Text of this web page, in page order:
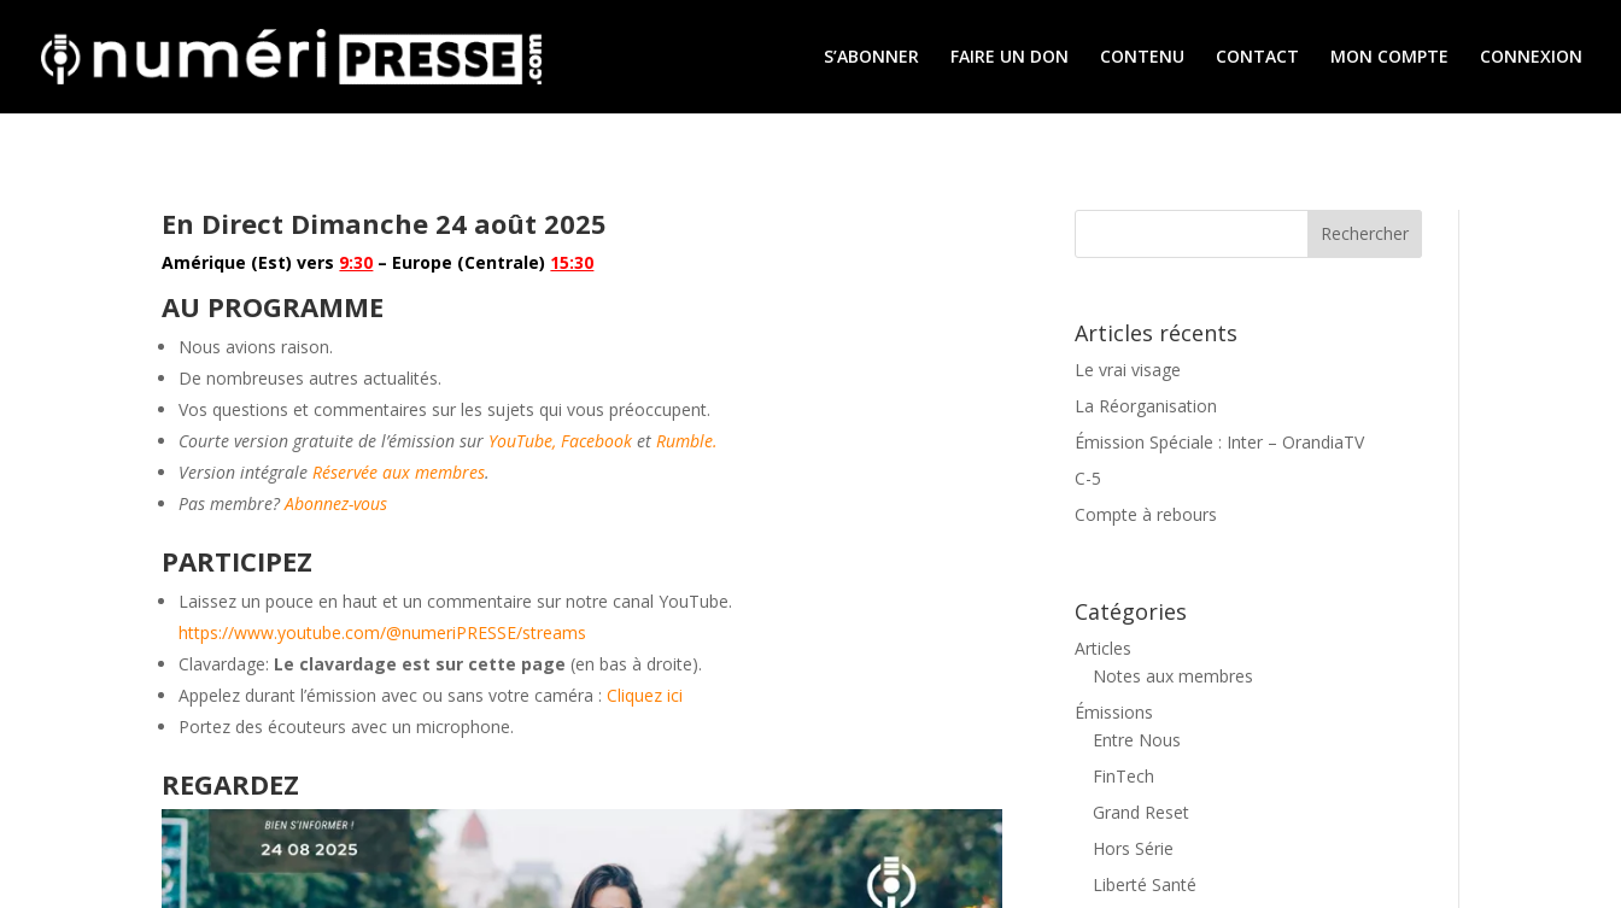
S’ABONNER FAIRE UN DON CONTENU CONTACT MON COMPTE CONNEXION
En Direct Dimanche 24 août 2025
Amérique (Est) vers 9:30 – Europe (Centrale) 15:30
AU PROGRAMME
Nous avions raison.
De nombreuses autres actualités.
Vos questions et commentaires sur les sujets qui vous préoccupent.
Courte version gratuite de l’émission sur YouTube, Facebook et Rumble.
Version intégrale Réservée aux membres.
Pas membre?Abonnez-vous
PARTICIPEZ
Laissez un pouce en haut et un commentaire sur notre canal YouTube.
https://www.youtube.com/@numeriPRESSE/streams
Clavardage: Le clavardage est sur cette page (en bas à droite).
Appelez durant l’émission avec ou sans votre caméra :Cliquez ici
Portez des écouteurs avec un microphone.
REGARDEZ
Articles récents
Le vrai visage
La Réorganisation
Émission Spéciale : Inter – OrandiaTV
C-5
Compte à rebours
Catégories
Articles
Notes aux membres
Émissions
Entre Nous
FinTech
Grand Reset
Hors Série
Liberté Santé